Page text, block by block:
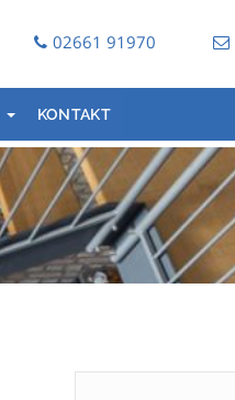
02661 91970
KONTAKT